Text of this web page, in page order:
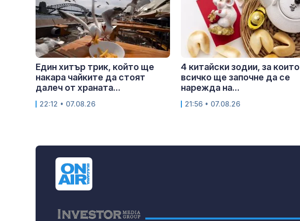
Един хитър трик, който ще
накара чайките да стоят
далеч от храната...
22:12 • 07.08.26
4 китайски зодии, за които
всичко ще започне да се
нарежда на...
21:56 • 07.08.26